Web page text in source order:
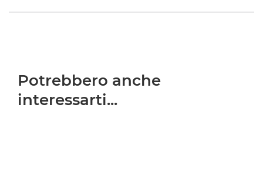
Potrebbero anche
interessarti...